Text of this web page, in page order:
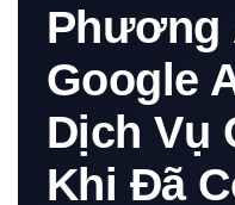
Phương
Google
Dịch Vụ
Khi Đã